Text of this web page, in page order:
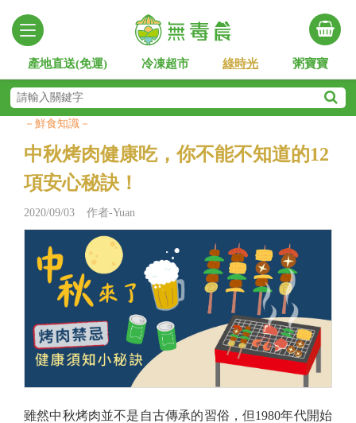
產地直送(免運) 冷凍超市 綠時光 粥寶寶
－鮮食知識－
中秋烤肉健康吃，你不能不知道的12
項安心秘訣！
2020/09/03 作者-Yuan
雖然中秋烤肉並不是自古傳承的習俗，但1980年代開始